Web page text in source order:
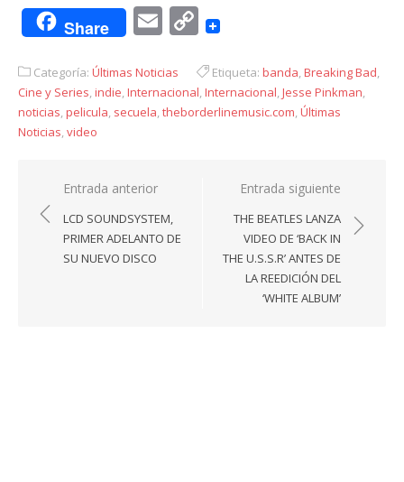
Share EmailCopy
Categoría: Últimas Noticias Etiqueta: banda,Breaking Bad,
Cine y Series,indie,Internacional,Internacional,Jesse Pinkman,
noticias,pelicula, secuela,theborderlinemusic.com,Últimas
Noticias,video
Navegación
de
entradas
Entrada anterior
LCD SOUNDSYSTEM,
PRIMER ADELANTO DE
SU NUEVO DISCO
Entrada siguiente
THE BEATLES LANZA
VIDEO DE ‘BACK IN
THE U.S.S.R’ ANTES DE
LA REEDICIÓN DEL
‘WHITE ALBUM’